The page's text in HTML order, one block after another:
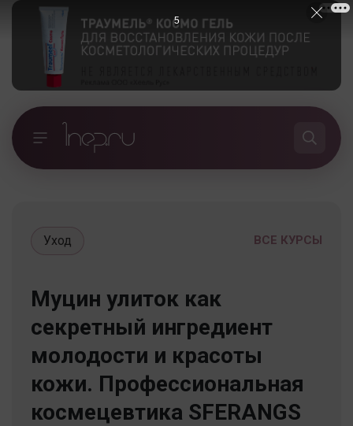
ВСЕ КУРСЫ
Уход
Муцин улиток как
секретный ингредиент
молодости и красоты
кожи. Профессиональная
космецевтика SFERANGS
5